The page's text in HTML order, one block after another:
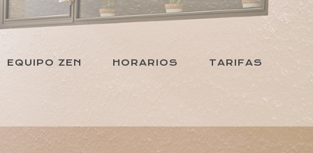
EQUIPO ZEN HORARIOS TARIFAS